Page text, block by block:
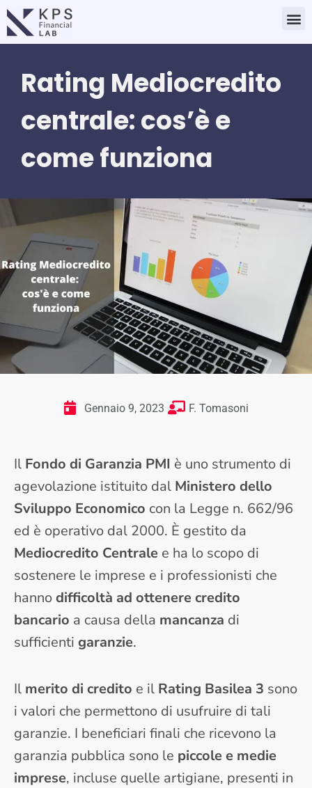
Vai
contenuto
Rating Mediocredito
centrale: cos’è e
come funziona
Gennaio 9, 2023 F. Tomasoni
Il Fondo di Garanzia PMI è uno strumento di
agevolazione istituito dal Ministero dello
Sviluppo Economico con la Legge n. 662/96
ed è operativo dal 2000. È gestito da
Mediocredito Centrale e ha lo scopo di
sostenere le imprese e i professionisti che
hannodifficoltà ad ottenere credito
bancario a causa della mancanza di
sufficienti garanzie.
Il merito di credito e il Rating Basilea 3 sono
i valori che permettono di usufruire di tali
garanzie. I beneficiari finali che ricevono la
garanzia pubblica sono le piccole e medie
imprese, incluse quelle artigiane, presenti in